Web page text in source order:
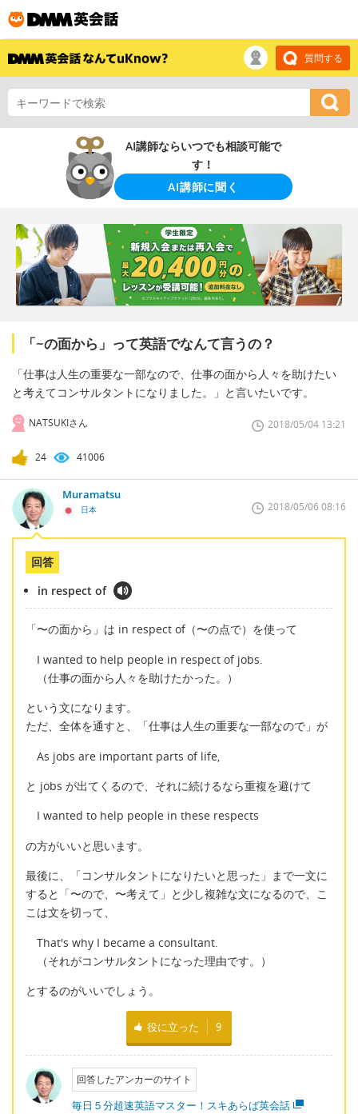
質問する
AI講師ならいつでも相談可能で
す！
AI講師に聞く
「~の面から」って英語でなんて言うの？
「仕事は人生の重要な一部なので、仕事の面から人々を助けたい
と考えてコンサルタントになりました。」と言いたいです。
NATSUKIさん 2018/05/04 13:21
24 41006
Muramatsu
日本 2018/05/06 08:16
回答
in respect of
「〜の面から」は in respect of（〜の点で）を使って
I wanted to help people in respect of jobs.
（仕事の面から人々を助けたかった。）
という文になります。
ただ、全体を通すと、「仕事は人生の重要な一部なので」が
As jobs are important parts of life,
と jobs が出てくるので、それに続けるなら重複を避けて
I wanted to help people in these respects
の方がいいと思います。
最後に、「コンサルタントになりたいと思った」まで一文に
すると「〜ので、〜考えて」と少し複雑な文になるので、こ
こは文を切って、
That's why I became a consultant.
（それがコンサルタントになった理由です。）
とするのがいいでしょう。
役に立った 9
回答したアンカーのサイト
毎日５分超速英語マスター！スキあらば英会話